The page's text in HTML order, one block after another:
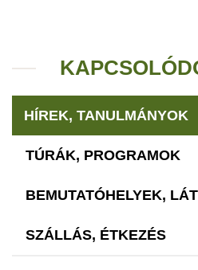
HÍREK, TANULMÁNYOK
TÚRÁK, PROGRAMOK
BEMUTATÓHELYEK,
SZÁLLÁS, ÉTKEZÉS